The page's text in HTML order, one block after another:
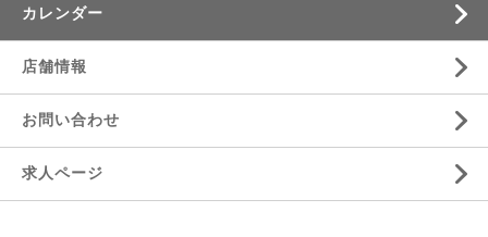
カレンダー
店舗情報
お問い合わせ
求人ページ